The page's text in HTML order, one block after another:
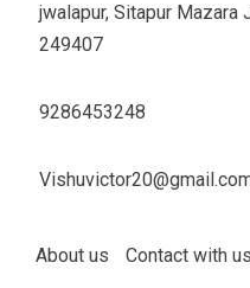
jwalapur, Sitapur Mazara
249407
9286453248
About us Contact with us